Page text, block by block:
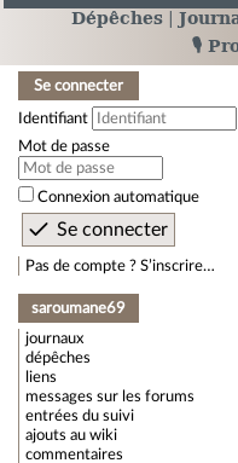
Dépêches
🎙️
Se connecter
Identifiant
Mot de passe
Connexion automatique
Pas de compte ? S’inscrire…
saroumane69
journaux
dépêches
liens
messages sur les forums
entrées du suivi
ajouts au wiki
commentaires